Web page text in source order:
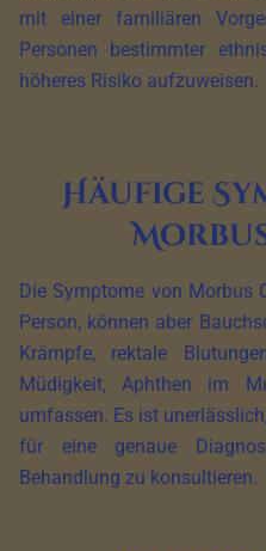
mit einer familiären
Personen bestimmter
höheres Risiko aufzuweisen.
Häufige
Die Symptome von Morbus
Person, können aber
Krämpfe, rektale
Müdigkeit, Aphthen im
umfassen. Es ist
für eine genaue
Behandlung zu konsultieren.